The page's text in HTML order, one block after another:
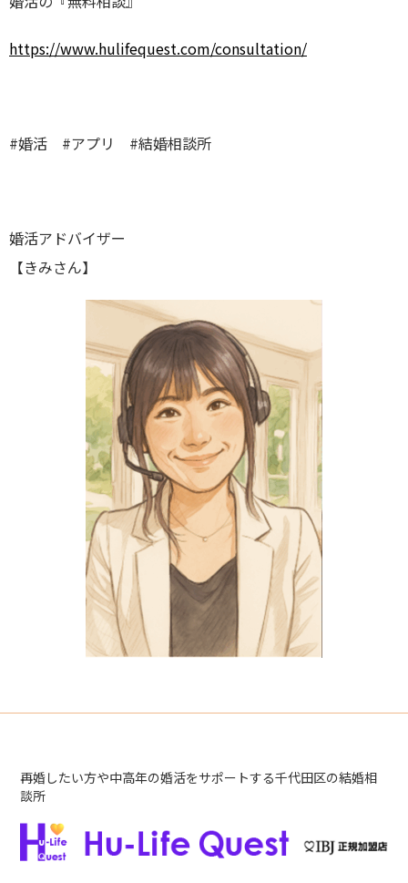
https://www.hulifequest.com/consultation/
#婚活 #アプリ #結婚相談所
婚活アドバイザー
【きみさん】
再婚したい方や中高年の婚活をサポートする千代田区の結婚相
談所